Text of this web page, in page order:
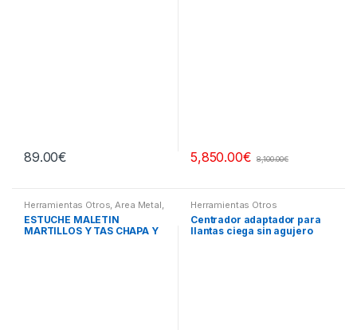
89.00€ 5,850.00€ 8,100.00€
Herramientas Otros,Area Metal,
Roscas, Herramientas Chapa y
Pintura,Maletines Herramientas,
Extractores, Compresímetros,
ESTUCHE MALETIN
MARTILLOS Y TAS CHAPA Y
Herramientas Otros
Centrador adaptador para
llantas ciega sin agujero